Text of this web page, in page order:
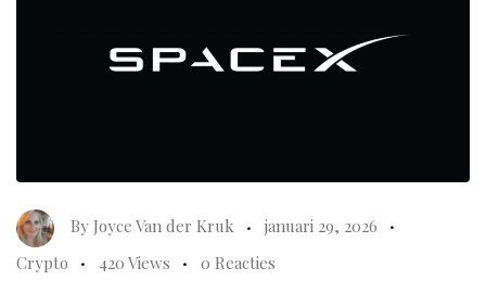
By Joyce Van der Kruk
januari 29, 2026
Crypto
420 Views 0 Reacties